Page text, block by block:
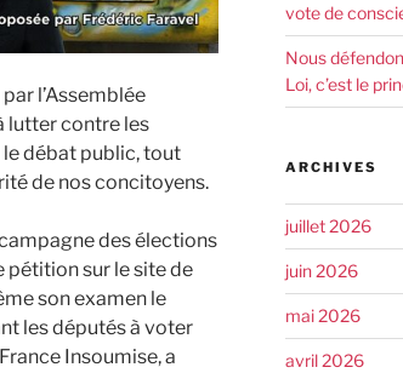
l’Assemblée
lutter contre les
le débat public, tout
de nos concitoyens.
des élections
pétition sur le site de
son examen le
les députés à voter
Insoumise, a
vote de
Nous
Loi, c’est le
ARCHIVES
juillet 2026
juin 2026
mai 2026
avril 2026